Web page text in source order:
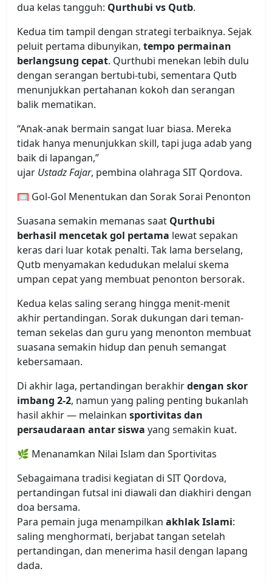
dua kelas tangguh: Qurthubi vs Qutb.
Kedua tim tampil dengan strategi terbaiknya. Sejak
peluit pertama dibunyikan, tempo permainan
berlangsung cepat. Qurthubi menekan lebih dulu
dengan serangan bertubi-tubi, sementara Qutb
menunjukkan pertahanan kokoh dan serangan
balik mematikan.
“Anak-anak bermain sangat luar biasa. Mereka
tidak hanya menunjukkan skill, tapi juga adab yang
baik di lapangan,”
ujar Ustadz Fajar, pembina olahraga SIT Qordova.
🥅 Gol-Gol Menentukan dan Sorak Sorai Penonton
Suasana semakin memanas saat Qurthubi
berhasil mencetak gol pertama lewat sepakan
keras dari luar kotak penalti. Tak lama berselang,
Qutb menyamakan kedudukan melalui skema
umpan cepat yang membuat penonton bersorak.
Kedua kelas saling serang hingga menit-menit
akhir pertandingan. Sorak dukungan dari teman-
teman sekelas dan guru yang menonton membuat
suasana semakin hidup dan penuh semangat
kebersamaan.
Di akhir laga, pertandingan berakhirdengan skor
imbang 2-2, namun yang paling penting bukanlah
hasil akhir — melainkan sportivitas dan
persaudaraan antar siswa yang semakin kuat.
🌿 Menanamkan Nilai Islam dan Sportivitas
Sebagaimana tradisi kegiatan di SIT Qordova,
pertandingan futsal ini diawali dan diakhiri dengan
doa bersama.
Para pemain juga menampilkan akhlak Islami:
saling menghormati, berjabat tangan setelah
pertandingan, dan menerima hasil dengan lapang
dada.